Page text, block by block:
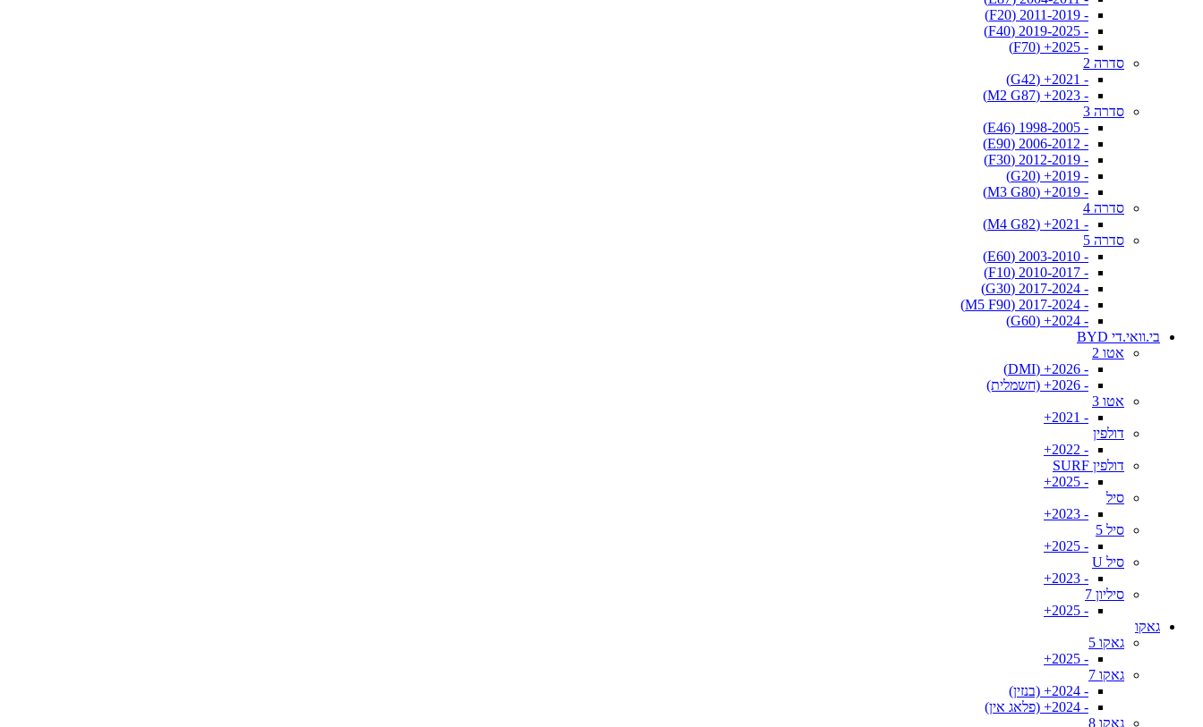
- 2011-2019 (F20)
- 2019-2025 (F40)
- 2025+ (F70)
סדרה 2
- 2021+ (G42)
- 2023+ (M2 G87)
סדרה 3
- 1998-2005 (E46)
- 2006-2012 (E90)
- 2012-2019 (F30)
- 2019+ (G20)
- 2019+ (M3 G80)
סדרה 4
- 2021+ (M4 G82)
סדרה 5
- 2003-2010 (E60)
- 2010-2017 (F10)
- 2017-2024 (G30)
- 2017-2024 (M5 F90)
- 2024+ (G60)
בי.וואי.די BYD
אטו 2
- 2026+ (DMI)
- 2026+ (חשמלית)
אטו 3
- 2021+
דולפין
- 2022+
דולפין SURF
- 2025+
סיל
- 2023+
סיל 5
- 2025+
סיל U
- 2023+
סיליון 7
- 2025+
גאקו
גאקו 5
- 2025+
גאקו 7
- 2024+ (בנזין)
- 2024+ (פלאג אין)
גאקו 8